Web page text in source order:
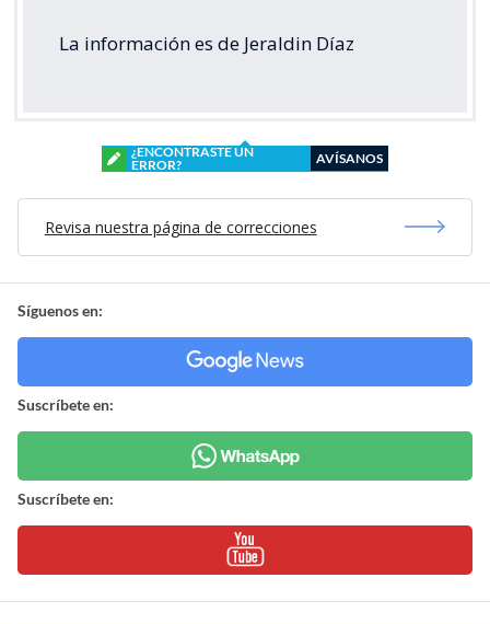
La información es de Jeraldin Díaz
¿ENCONTRASTE UN
ERROR?
AVÍSANOS
Revisa nuestra página de correcciones
Síguenos en:
Suscríbete en:
Suscríbete en: